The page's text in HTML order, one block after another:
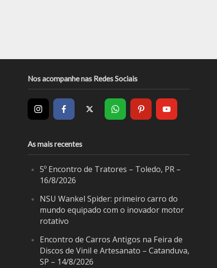
Nos acompanhe nas Redes Sociais
As mais recentes
5º Encontro de Tratores – Toledo, PR –
16/8/2026
NSU Wankel Spider: primeiro carro do
mundo equipado com o inovador motor
rotativo
Encontro de Carros Antigos na Feira de
Discos de Vinil e Artesanato – Catanduva,
SP – 14/8/2026